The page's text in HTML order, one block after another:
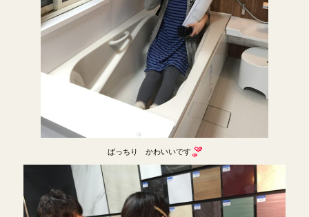
ばっちり かわいいです